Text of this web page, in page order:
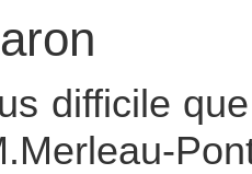
difficile